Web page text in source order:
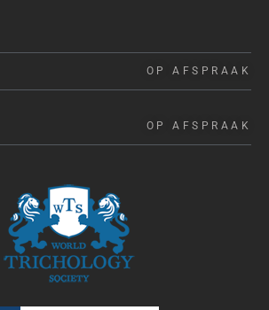
OP AFSPRAAK
OP AFSPRAAK